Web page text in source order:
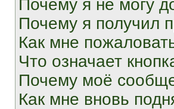
Почему я не могу
Почему я получил
Как мне
Что означает
Почему моё
Как мне вновь